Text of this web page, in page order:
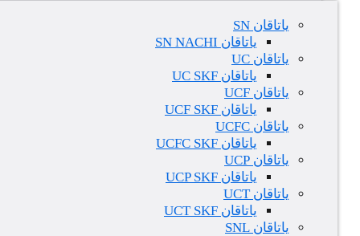
یاتاقان SN
یاتاقان SN NACHI
یاتاقان UC
یاتاقان UC SKF
یاتاقان UCF
یاتاقان UCF SKF
یاتاقان UCFC
یاتاقان UCFC SKF
یاتاقان UCP
یاتاقان UCP SKF
یاتاقان UCT
یاتاقان UCT SKF
یاتاقان SNL